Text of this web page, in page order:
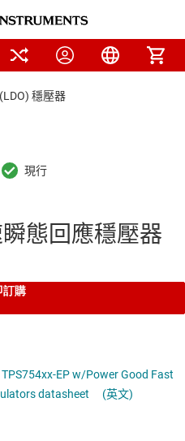
穩壓器
態回應穩壓器
訂購
EP w/Power Good Fast
datasheet
(英文)